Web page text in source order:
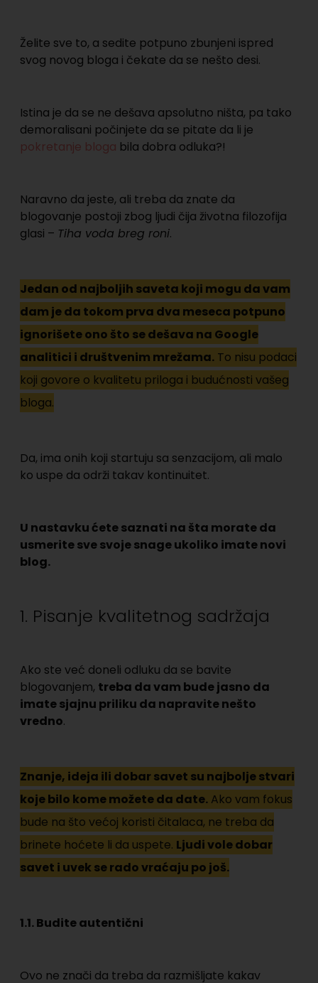
Želite sve to, a sedite potpuno zbunjeni ispred
svog novog bloga i čekate da se nešto desi.
Istina je da se ne dešava apsolutno ništa, pa tako
demoralisani počinjete da se pitate da li je
pokretanje bloga bila dobra odluka?!
Naravno da jeste, ali treba da znate da
blogovanje postoji zbog ljudi čija životna filozofija
glasi – Tiha voda breg roni.
Jedan od najboljih saveta koji mogu da vam
dam je da tokom prva dva meseca potpuno
ignorišete ono što se dešava na Google
analitici i društvenim mrežama.To nisu podaci
koji govore o kvalitetu priloga i budućnosti vašeg
bloga.
Da, ima onih koji startuju sa senzacijom, ali malo
ko uspe da održi takav kontinuitet.
U nastavku ćete saznati na šta morate da
usmerite sve svoje snage ukoliko imate novi
blog.
1. Pisanje kvalitetnog sadržaja
Ako ste već doneli odluku da se bavite
blogovanjem, treba da vam bude jasno da
imate sjajnu priliku da napravite nešto
vredno.
Znanje, ideja ili dobar savet su najbolje stvari
koje bilo kome možete da date.Ako vam fokus
bude na što većoj koristi čitalaca, ne treba da
brinete hoćete li da uspete. Ljudi vole dobar
savet i uvek se rado vraćaju po još.
1.1. Budite autentični
Ovo ne znači da treba da razmišljate kakav